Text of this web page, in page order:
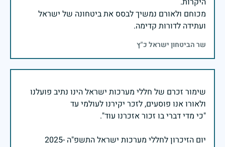
מכוחם ולאורם נמשיך לבסס את ביטחונה של ישראל
ועתידה לדורות קדימה.
שר הביטחון ישראל כ"ץ
שימור זכרם של חללי מערכות ישראל הינו נתיב פועלנו
יום הזיכרון לחללי מערכות ישראל התשפ"ה -2025